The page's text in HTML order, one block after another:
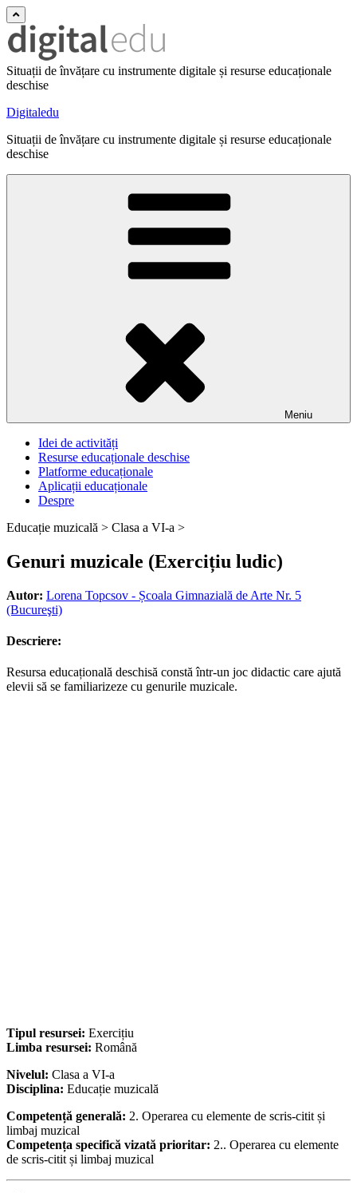
Situații de învățare cu instrumente digitale și resurse educaționale
deschise
Digitaledu
Situații de învățare cu instrumente digitale și resurse educaționale
deschise
Meniu
Idei de activități
Resurse educaționale deschise
Platforme educaționale
Aplicații educaționale
Despre
Educație muzicală > Clasa a VI-a >
Genuri muzicale (Exercițiu ludic)
Autor: Lorena Topcsov - Școala Gimnazială de Arte Nr. 5
(Bucureşti)
Descriere:
Resursa educațională deschisă constă într-un joc didactic care ajută
elevii să se familiarizeze cu genurile muzicale.
Tipul resursei: Exercițiu
Limba resursei: Română
Nivelul: Clasa a VI-a
Disciplina: Educație muzicală
Competență generală: 2. Operarea cu elemente de scris-citit și
limbaj muzical
Competența specifică vizată prioritar: 2.. Operarea cu elemente
de scris-citit și limbaj muzical